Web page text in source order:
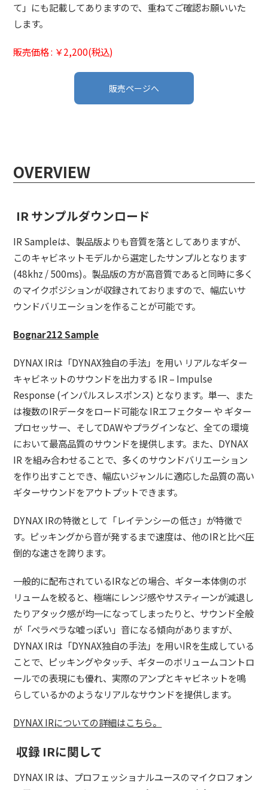
て」にも記載してありますので、重ねてご確認お願いいた
します。
販売価格 : ￥2,200(税込)
販売ページへ
OVERVIEW
IR サンプルダウンロード
IR Sampleは、製品版よりも音質を落としてありますが、
このキャビネットモデルから選定したサンプルとなります
(48khz / 500ms)。製品版の方が高音質であると同時に多く
のマイクポジションが収録されておりますので、幅広いサ
ウンドバリエーションを作ることが可能です。
Bognar212 Sample
DYNAX IRは「DYNAX独自の手法」を用い リアルなギター
キャビネットのサウンドを出力する IR – Impulse
Response (インパルスレスポンス) となります。単一、また
は複数のIRデータをロード可能な IRエフェクター や ギター
プロセッサー、そしてDAWやプラグインなど、全ての環境
において最高品質のサウンドを提供します。また、DYNAX
IR を組み合わせることで、多くのサウンドバリエーション
を作り出すことでき、幅広いジャンルに適応した品質の高い
ギターサウンドをアウトプットできます。
DYNAX IRの特徴として「レイテンシーの低さ」が特徴で
す。ピッキングから音が発するまで速度は、他のIRと比べ圧
倒的な速さを誇ります。
一般的に配布されているIRなどの場合、ギター本体側のボ
リュームを絞ると、極端にレンジ感やサスティーンが減退し
たりアタック感が均一になってしまったりと、サウンド全般
が「ペラペラな嘘っぽい」音になる傾向がありますが、
DYNAX IRは「DYNAX独自の手法」を用いIRを生成している
ことで、ピッキングやタッチ、ギターのボリュームコントロ
ールでの表現にも優れ、実際のアンプとキャビネットを鳴
らしているかのようなリアルなサウンドを提供します。
DYNAX IRについての詳細はこちら。
収録 IRに関して
DYNAX IR は、プロフェッショナルユースのマイクロフォン